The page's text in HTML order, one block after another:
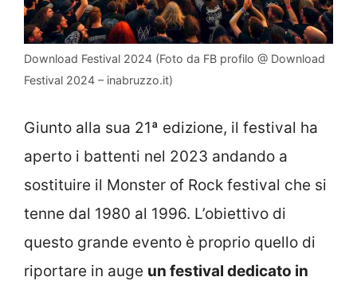
Download Festival 2024 (Foto da FB profilo @ Download
Festival 2024 – inabruzzo.it)
Giunto alla sua 21ª edizione, il festival ha
aperto i battenti nel 2023 andando a
sostituire il Monster of Rock festival che si
tenne dal 1980 al 1996. L’obiettivo di
questo grande evento è proprio quello di
riportare in auge un festival dedicato in